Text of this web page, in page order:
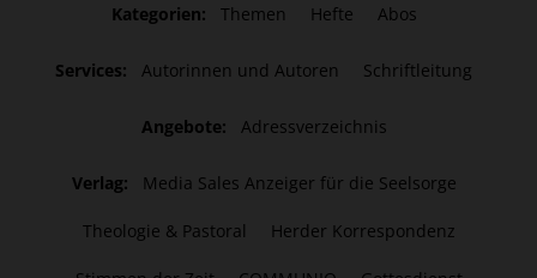
Kategorien: Themen Hefte Abos
Services: Autorinnen und Autoren Schriftleitung
Angebote: Adressverzeichnis
Verlag: Media Sales Anzeiger für die Seelsorge
Theologie & Pastoral Herder Korrespondenz